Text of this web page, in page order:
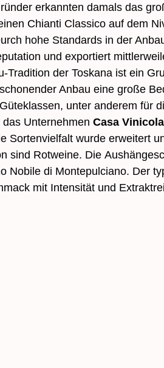
erkannten damals das
Chianti Classico auf dem
hohe Standards in der
und exportiert
Tradition der Toskana ist ein
Anbau eine große
unter anderem für
das UnternehmenCasa
Sortenvielfalt wurde erweitert
sind Rotweine. Die
Nobile di Montepulciano. Der
mit Intensität und